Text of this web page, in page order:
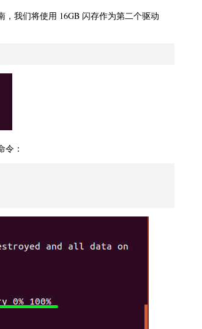
我们将使用 16GB 闪存作为第二个驱动
：